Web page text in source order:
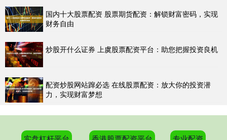
国内十大股票配资 股票期货配资：解锁财富密码，实现
财务自由
炒股开什么证券 上虞股票配资平台：助您把握投资良机
配资炒股网站蹿必选 在线股票配资：放大你的投资潜
力，实现财富梦想